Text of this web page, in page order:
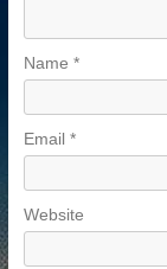
Name *
Email *
Website